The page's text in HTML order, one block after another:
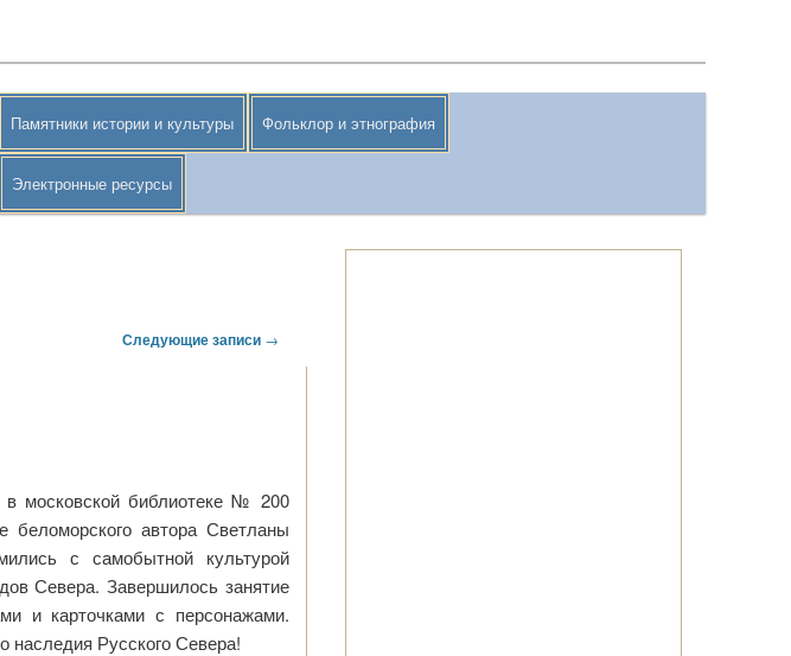
Памятники истории и культуры Фольклор и этнография
Электронные ресурсы
Следующие записи →
в московской библиотеке № 200
беломорского автора Светланы
с самобытной культурой
Севера. Завершилось занятие
и карточками с персонажами.
наследия Русского Севера!